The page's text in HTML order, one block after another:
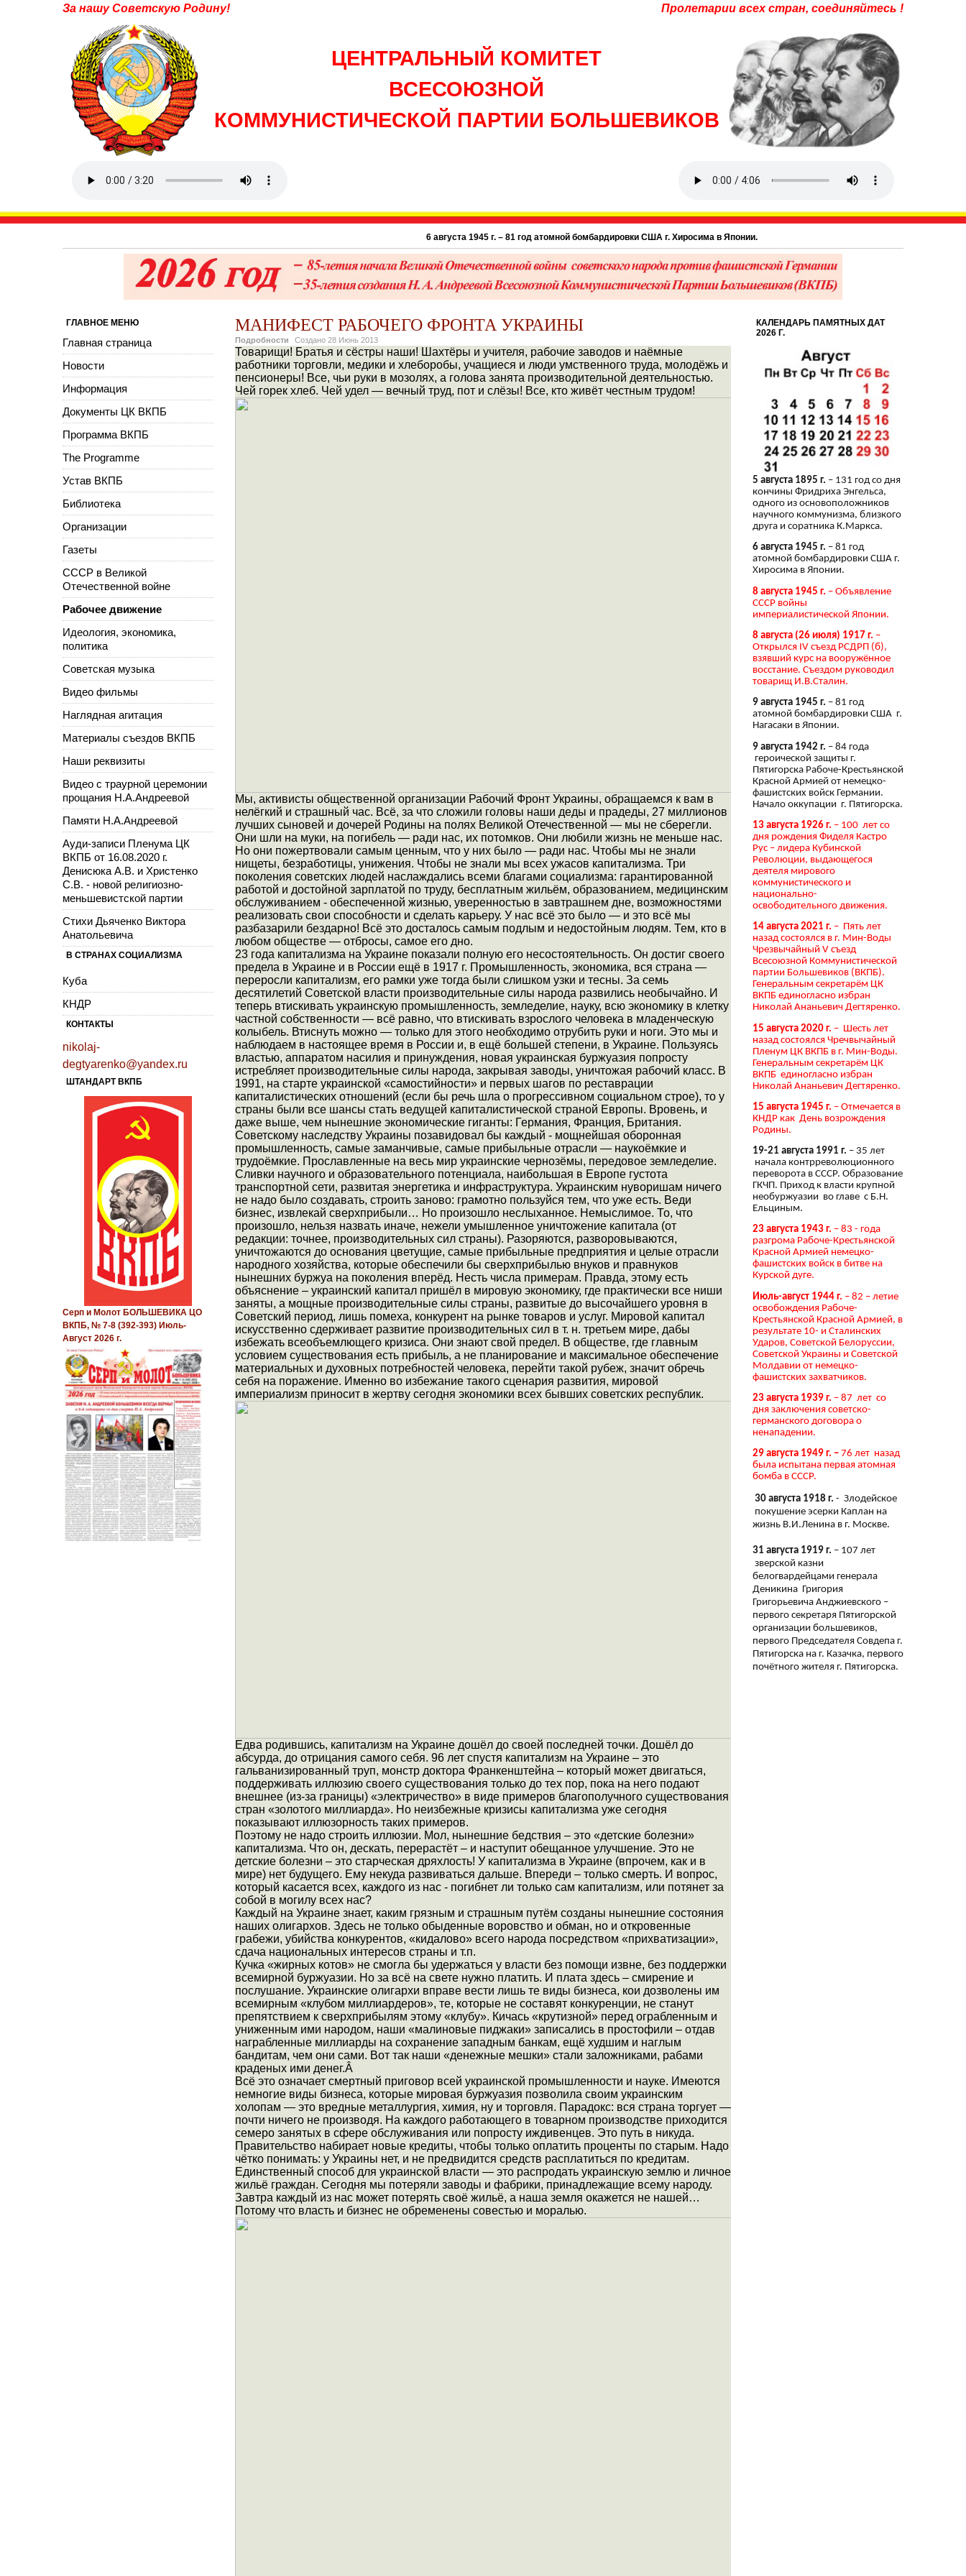
За нашу Советскую Родину! Пролетарии всех стран, соединяйтесь !
ЦЕНТРАЛЬНЫЙ КОМИТЕТ
ВСЕСОЮЗНОЙ
КОММУНИСТИЧЕСКОЙ ПАРТИИ БОЛЬШЕВИКОВ
6 августа 1945 г. – 81 год атомной бомбардировки США г. Хиросима в Японии.
МАНИФЕСТ РАБОЧЕГО ФРОНТА УКРАИНЫ
Подробности Создано 28 Июнь 2013
Товарищи! Братья и сёстры наши! Шахтёры и учителя, рабочие заводов и наёмные
работники торговли, медики и хлеборобы, учащиеся и люди умственного труда, молодёжь и
пенсионеры! Все, чьи руки в мозолях, а голова занята производительной деятельностью.
Чей горек хлеб. Чей удел — вечный труд, пот и слёзы! Все, кто живёт честным трудом!
Мы, активисты общественной организации Рабочий Фронт Украины, обращаемся к вам в
нелёгкий и страшный час. Всё, за что сложили головы наши деды и прадеды, 27 миллионов
лучших сыновей и дочерей Родины на полях Великой Отечественной — мы не сберегли.
Они шли на муки, на погибель — ради нас, их потомков. Они любили жизнь не меньше нас.
Но они пожертвовали самым ценным, что у них было — ради нас. Чтобы мы не знали
нищеты, безработицы, унижения. Чтобы не знали мы всех ужасов капитализма. Три
поколения советских людей наслаждались всеми благами социализма: гарантированной
работой и достойной зарплатой по труду, бесплатным жильём, образованием, медицинским
обслуживанием - обеспеченной жизнью, уверенностью в завтрашнем дне, возможностями
реализовать свои способности и сделать карьеру. У нас всё это было — и это всё мы
разбазарили бездарно! Всё это досталось самым подлым и недостойным людям. Тем, кто в
любом обществе — отбросы, самое его дно.
23 года капитализма на Украине показали полную его несостоятельность. Он достиг своего
предела в Украине и в России ещё в 1917 г. Промышленность, экономика, вся страна —
переросли капитализм, его рамки уже тогда были слишком узки и тесны. За семь
десятилетий Советской власти производительные силы народа развились необычайно. И
теперь втискивать украинскую промышленность, земледелие, науку, всю экономику в клетку
частной собственности — всё равно, что втискивать взрослого человека в младенческую
колыбель. Втиснуть можно — только для этого необходимо отрубить руки и ноги. Это мы и
наблюдаем в настоящее время в России и, в ещё большей степени, в Украине. Пользуясь
властью, аппаратом насилия и принуждения, новая украинская буржуазия попросту
истребляет производительные силы народа, закрывая заводы, уничтожая рабочий класс. В
1991, на старте украинской «самостийности» и первых шагов по реставрации
капиталистических отношений (если бы речь шла о прогрессивном социальном строе), то у
страны были все шансы стать ведущей капиталистической страной Европы. Вровень, и
даже выше, чем нынешние экономические гиганты: Германия, Франция, Британия.
Советскому наследству Украины позавидовал бы каждый - мощнейшая оборонная
промышленность, самые заманчивые, самые прибыльные отрасли — наукоёмкие и
трудоёмкие. Прославленные на весь мир украинские чернозёмы, передовое земледелие.
Сливки научного и образовательного потенциала, наибольшая в Европе густота
транспортной сети, развитая энергетика и инфраструктура. Украинским нуворишам ничего
не надо было создавать, строить заново: грамотно пользуйся тем, что уже есть. Веди
бизнес, извлекай сверхприбыли… Но произошло неслыханное. Немыслимое. То, что
произошло, нельзя назвать иначе, нежели умышленное уничтожение капитала (от
редакции: точнее, производительных сил страны). Разоряются, разворовываются,
уничтожаются до основания цветущие, самые прибыльные предприятия и целые отрасли
народного хозяйства, которые обеспечили бы сверхприбылью внуков и правнуков
нынешних буржуа на поколения вперёд. Несть числа примерам. Правда, этому есть
объяснение – украинский капитал пришёл в мировую экономику, где практически все ниши
заняты, а мощные производительные силы страны, развитые до высочайшего уровня в
Советский период, лишь помеха, конкурент на рынке товаров и услуг. Мировой капитал
искусственно сдерживает развитие производительных сил в т. н. третьем мире, дабы
избежать всеобъемлющего кризиса. Они знают свой предел. В обществе, где главным
условием существования есть прибыль, а не планирование и максимальное обеспечение
материальных и духовных потребностей человека, перейти такой рубеж, значит обречь
себя на поражение. Именно во избежание такого сценария развития, мировой
империализм приносит в жертву сегодня экономики всех бывших советских республик.
Едва родившись, капитализм на Украине дошёл до своей последней точки. Дошёл до
абсурда, до отрицания самого себя. 96 лет спустя капитализм на Украине – это
гальванизированный труп, монстр доктора Франкенштейна – который может двигаться,
поддерживать иллюзию своего существования только до тех пор, пока на него подают
внешнее (из-за границы) «электричество» в виде примеров благополучного существования
стран «золотого миллиарда». Но неизбежные кризисы капитализма уже сегодня
показывают иллюзорность таких примеров.
Поэтому не надо строить иллюзии. Мол, нынешние бедствия – это «детские болезни»
капитализма. Что он, дескать, перерастёт – и наступит обещанное улучшение. Это не
детские болезни – это старческая дряхлость! У капитализма в Украине (впрочем, как и в
мире) нет будущего. Ему некуда развиваться дальше. Впереди – только смерть. И вопрос,
который касается всех, каждого из нас - погибнет ли только сам капитализм, или потянет за
собой в могилу всех нас?
Каждый на Украине знает, каким грязным и страшным путём созданы нынешние состояния
наших олигархов. Здесь не только обыденные воровство и обман, но и откровенные
грабежи, убийства конкурентов, «кидалово» всего народа посредством «прихватизации»,
сдача национальных интересов страны и т.п.
Кучка «жирных котов» не смогла бы удержаться у власти без помощи извне, без поддержки
всемирной буржуазии. Но за всё на свете нужно платить. И плата здесь – смирение и
послушание. Украинские олигархи вправе вести лишь те виды бизнеса, кои дозволены им
всемирным «клубом миллиардеров», те, которые не составят конкуренции, не станут
препятствием к сверхприбылям этому «клубу». Кичась «крутизной» перед ограбленным и
униженным ими народом, наши «малиновые пиджаки» записались в простофили – отдав
награбленные миллиарды на сохранение западным банкам, ещё худшим и наглым
бандитам, чем они сами. Вот так наши «денежные мешки» стали заложниками, рабами
краденых ими денег.Â
Всё это означает смертный приговор всей украинской промышленности и науке. Имеются
немногие виды бизнеса, которые мировая буржуазия позволила своим украинским
холопам — это вредные металлургия, химия, ну и торговля. Парадокс: вся страна торгует —
почти ничего не производя. На каждого работающего в товарном производстве приходится
семеро занятых в сфере обслуживания или попросту иждивенцев. Это путь в никуда.
Правительство набирает новые кредиты, чтобы только оплатить проценты по старым. Надо
чётко понимать: у Украины нет, и не предвидится средств расплатиться по кредитам.
Единственный способ для украинской власти — это распродать украинскую землю и личное
жильё граждан. Сегодня мы потеряли заводы и фабрики, принадлежащие всему народу.
Завтра каждый из нас может потерять своё жильё, а наша земля окажется не нашей…
Потому что власть и бизнес не обременены совестью и моралью.
ГЛАВНОЕ МЕНЮ
Главная страница
Новости
Информация
Документы ЦК ВКПБ
Программа ВКПБ
The Programme
Устав ВКПБ
Библиотека
Организации
Газеты
СССР в Великой
Отечественной войне
Рабочее движение
Идеология, экономика,
политика
Советская музыка
Видео фильмы
Наглядная агитация
Материалы съездов ВКПБ
Наши реквизиты
Видео с траурной церемонии
прощания Н.А.Андреевой
Памяти Н.А.Андреевой
Ауди-записи Пленума ЦК
ВКПБ от 16.08.2020 г.
Денисюка А.В. и Христенко
С.В. - новой религиозно-
меньшевистской партии
Стихи Дьяченко Виктора
Анатольевича
В СТРАНАХ СОЦИАЛИЗМА
Куба
КНДР
КОНТАКТЫ
nikolaj-
degtyarenko@yandex.ru
ШТАНДАРТ ВКПБ
Серп и Молот БОЛЬШЕВИКА ЦО
ВКПБ, № 7-8 (392-393) Июль-
Август 2026 г.
КАЛЕНДАРЬ ПАМЯТНЫХ ДАТ
2026 Г.
5 августа 1895 г. – 131 год со дня
кончины Фридриха Энгельса,
одного из основоположников
научного коммунизма, близкого
друга и соратника К.Маркса.
6 августа 1945 г. – 81 год
атомной бомбардировки США г.
Хиросима в Японии.
8 августа 1945 г. – Объявление
СССР войны
империалистической Японии.
8 августа (26 июля) 1917 г. –
Открылся IV съезд РСДРП (б),
взявший курс на вооружённое
восстание. Съездом руководил
товарищ И.В.Сталин.
9 августа 1945 г. – 81 год
атомной бомбардировки США г.
Нагасаки в Японии.
9 августа 1942 г. – 84 года
героической защиты г.
Пятигорска Рабоче-Крестьянской
Красной Армией от немецко-
фашистских войск Германии.
Начало оккупации г. Пятигорска.
13 августа 1926 г. – 100 лет со
дня рождения Фиделя Кастро
Рус – лидера Кубинской
Революции, выдающегося
деятеля мирового
коммунистического и
национально-
освободительного движения.
14 августа 2021 г. – Пять лет
назад состоялся в г. Мин-Воды
Чрезвычайный V съезд
Всесоюзной Коммунистической
партии Большевиков (ВКПБ).
Генеральным секретарём ЦК
ВКПБ единогласно избран
Николай Ананьевич Дегтяренко.
15 августа 2020 г. – Шесть лет
назад состоялся Чречвычайный
Пленум ЦК ВКПБ в г. Мин-Воды.
Генеральным секретарём ЦК
ВКПБ единогласно избран
Николай Ананьевич Дегтяренко.
15 августа 1945 г. – Отмечается в
КНДР как День возрождения
Родины.
19-21 августа 1991 г. – 35 лет
начала контрреволюционного
переворота в СССР. Образование
ГКЧП. Приход к власти крупной
необуржуазии во главе с Б.Н.
Ельциным.
23 августа 1943 г. – 83 - года
разгрома Рабоче-Крестьянской
Красной Армией немецко-
фашистских войск в битве на
Курской дуге.
Июль-август 1944 г. – 82 – летие
освобождения Рабоче-
Крестьянской Красной Армией, в
результате 10- и Сталинских
Ударов, Советской Белоруссии,
Советской Украины и Советской
Молдавии от немецко-
фашистских захватчиков.
23 августа 1939 г. – 87 лет со
дня заключения советско-
германского договора о
ненападении.
29 августа 1949 г. – 76 лет назад
была испытана первая атомная
бомба в СССР.
30 августа 1918 г. - Злодейское
покушение эсерки Каплан на
жизнь В.И.Ленина в г. Москве.
31 августа 1919 г. – 107 лет
зверской казни
белогвардейцами генерала
Деникина Григория
Григорьевича Анджиевского –
первого секретаря Пятигорской
организации большевиков,
первого Председателя Совдепа г.
Пятигорска на г. Казачка, первого
почётного жителя г. Пятигорска.